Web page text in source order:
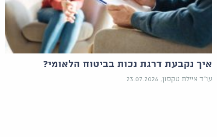
איך נקבעת דרגת נכות בביטוח הלאומי?
עו"ד איילת טקסון, 23.07.2026